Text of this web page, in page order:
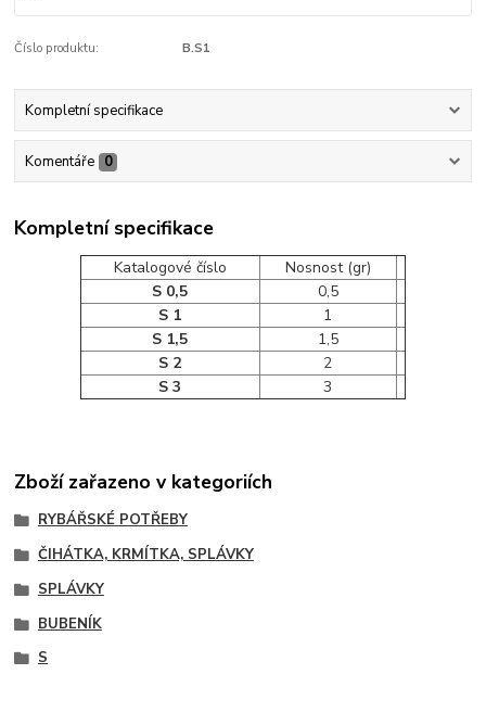
Číslo produktu: B.S1
Kompletní specifikace
Komentáře 0
Kompletní specifikace
Katalogové číslo
Nosnost (gr)
S 0,5
0,5
S 1
1
S 1,5
1,5
S 2
2
S 3
3
Zboží zařazeno v kategoriích
RYBÁŘSKÉ POTŘEBY
ČIHÁTKA, KRMÍTKA, SPLÁVKY
SPLÁVKY
BUBENÍK
S